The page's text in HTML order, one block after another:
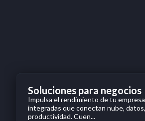
Soluciones para negocios
Impulsa el rendimiento de tu
integradas que conectan nube,
productividad. Cuen...